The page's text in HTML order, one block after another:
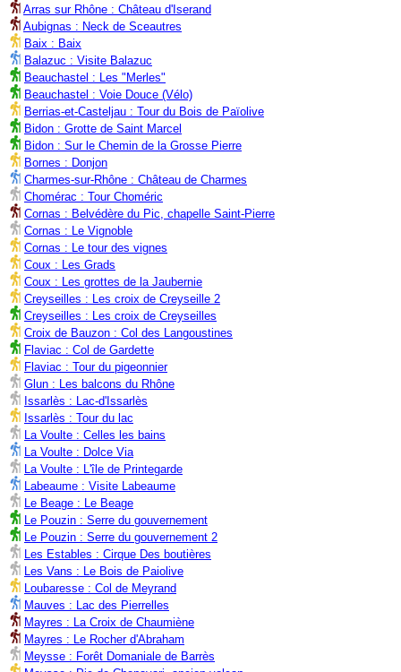
Arras sur Rhône : Château d'Iserand
Aubignas : Neck de Sceautres
Baix : Baix
Balazuc : Visite Balazuc
Beauchastel : Les "Merles"
Beauchastel : Voie Douce (Vélo)
Berrias-et-Casteljau : Tour du Bois de Païolive
Bidon : Grotte de Saint Marcel
Bidon : Sur le Chemin de la Grosse Pierre
Bornes : Donjon
Charmes-sur-Rhône : Château de Charmes
Chomérac : Tour Choméric
Cornas : Belvédère du Pic, chapelle Saint-Pierre
Cornas : Le Vignoble
Cornas : Le tour des vignes
Coux : Les Grads
Coux : Les grottes de la Jaubernie
Creyseilles : Les croix de Creyseille 2
Creyseilles : Les croix de Creyseilles
Croix de Bauzon : Col des Langoustines
Flaviac : Col de Gardette
Flaviac : Tour du pigeonnier
Glun : Les balcons du Rhône
Issarlès : Lac-d'Issarlès
Issarlès : Tour du lac
La Voulte : Celles les bains
La Voulte : Dolce Via
La Voulte : L'île de Printegarde
Labeaume : Visite Labeaume
Le Beage : Le Beage
Le Pouzin : Serre du gouvernement
Le Pouzin : Serre du gouvernement 2
Les Estables : Cirque Des boutières
Les Vans : Le Bois de Paiolive
Loubaresse : Col de Meyrand
Mauves : Lac des Pierrelles
Mayres : La Croix de Chaumiène
Mayres : Le Rocher d'Abraham
Meysse : Forêt Domaniale de Barrès